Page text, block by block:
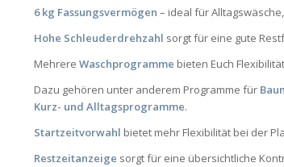
6 kg Fassungsvermögen – ideal für
Hohe Schleuderdrehzahl sorgt für eine gute
MehrereWaschprogramme bieten Euch
Dazu gehören unter anderem Programme für
Kurz- und Alltagsprogramme.
Startzeitvorwahl bietet mehr Flexibilität bei der
Restzeitanzeige sorgt für eine übersichtliche